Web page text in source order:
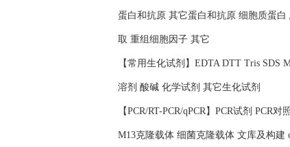
蛋白和抗原 其它蛋白和抗原 细胞质蛋
取 重组细胞因子 其它
【常用生化试剂】EDTA DTT Tris SDS
溶剂 酸碱 化学试剂 其它生化试剂
【PCR/RT-PCR/qPCR】PCR试剂 PCR
M13克隆载体 细菌克隆载体 文库及构